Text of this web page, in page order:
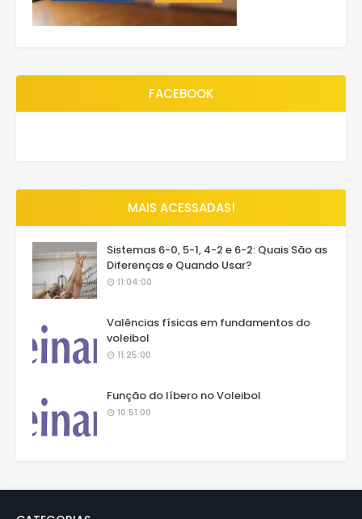
FACEBOOK
MAIS ACESSADAS!
Sistemas 6-0, 5-1, 4-2 e 6-2: Quais São as
Diferenças e Quando Usar?
11:04:00
Valências físicas em fundamentos do
voleibol
11:25:00
Função do líbero no Voleibol
10:51:00